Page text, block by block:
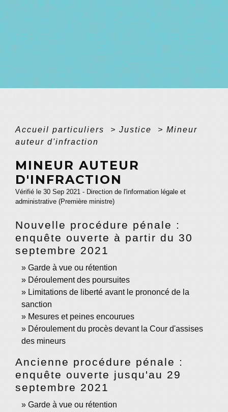
Accueil particuliers > Justice > Mineur
auteur d'infraction
MINEUR AUTEUR
D'INFRACTION
Vérifié le 30 Sep 2021 - Direction de l'information légale et
administrative (Première ministre)
Nouvelle procédure pénale :
enquête ouverte à partir du 30
septembre 2021
Garde à vue ou rétention
Déroulement des poursuites
Limitations de liberté avant le prononcé de la
sanction
Mesures et peines encourues
Déroulement du procès devant la Cour d'assises
des mineurs
Ancienne procédure pénale :
enquête ouverte jusqu'au 29
septembre 2021
Garde à vue ou rétention